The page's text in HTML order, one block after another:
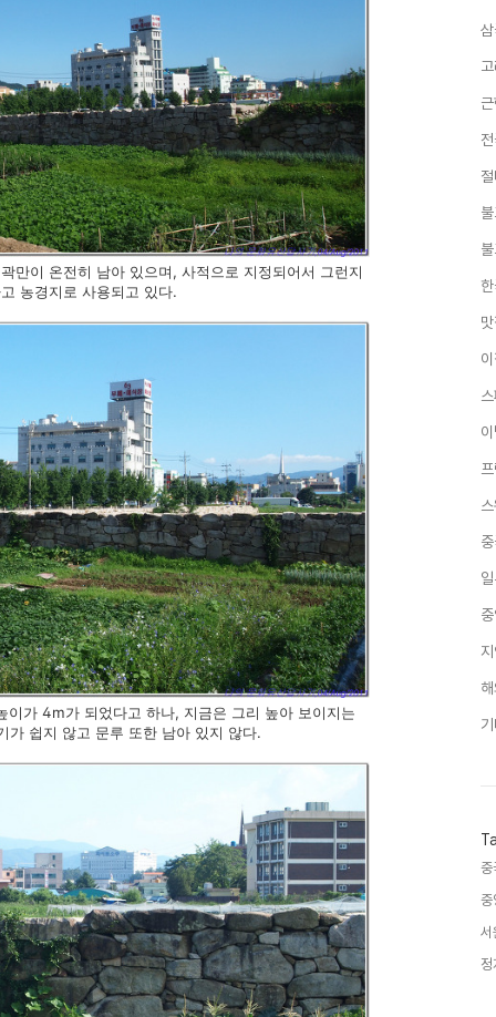
만이 온전히 남아 있으며, 사적으로 지정되어서 그런지
농경지로 사용되고 있다.
가 4m가 되었다고 하나, 지금은 그리 높아 보이지는
가 쉽지 않고 문루 또한 남아 있지 않다.
중
중
서
정